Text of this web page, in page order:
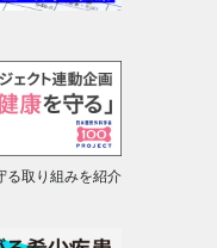
る取り組みを紹介